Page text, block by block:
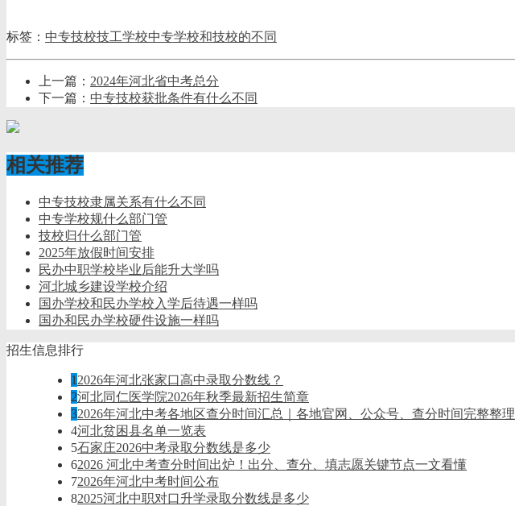
标签： 中专技校技工学校中专学校和技校的不同
上一篇： 2024年河北省中考总分
下一篇： 中专技校获批条件有什么不同
相关推荐
中专技校隶属关系有什么不同
中专学校规什么部门管
技校归什么部门管
2025年放假时间安排
民办中职学校毕业后能升大学吗
河北城乡建设学校介绍
国办学校和民办学校入学后待遇一样吗
国办和民办学校硬件设施一样吗
招生信息排行
1 2026年河北张家口高中录取分数线？
2河北同仁医学院2026年秋季最新招生简章
32026年河北中考各地区查分时间汇总｜各地官网、公众号、查分时间完整整理
4河北贫困县名单一览表
5石家庄2026中考录取分数线是多少
62026 河北中考查分时间出炉！出分、查分、填志愿关键节点一文看懂
72026年河北中考时间公布
82025河北中职对口升学录取分数线是多少